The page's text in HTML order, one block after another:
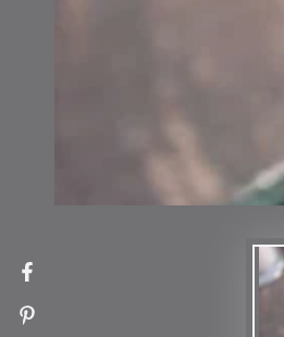
Facebook
Pinterest